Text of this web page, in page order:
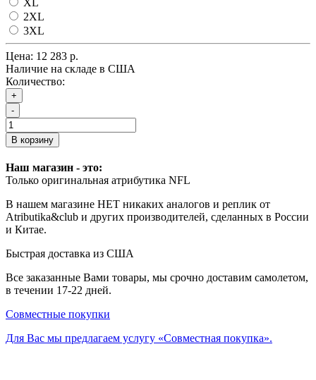
2XL
3XL
Цена: 12 283 р.
Наличие на складе в США
Количество:
+
-
В корзину
Наш магазин - это:
Только оригинальная атрибутика NFL
В нашем магазине НЕТ никаких аналогов и реплик от
Atributika&club и других производителей, сделанных в России
и Китае.
Быстрая доставка из США
Все заказанные Вами товары, мы срочно доставим самолетом,
в течении 17-22 дней.
Совместные покупки
Для Вас мы предлагаем услугу «Совместная покупка».